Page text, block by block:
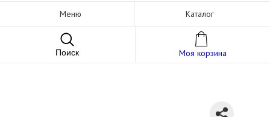
Меню Каталог
Поиск Моя корзина